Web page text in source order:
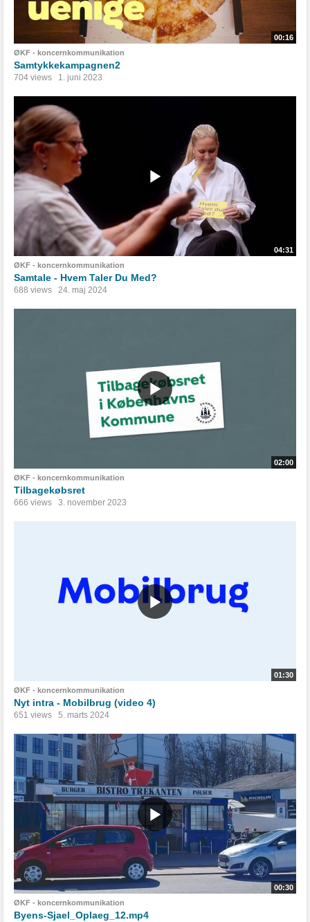
00:16
ØKF - koncernkommunikation
Samtykkekampagnen2
704 views 1. juni 2023
04:31
ØKF - koncernkommunikation
Samtale - Hvem Taler Du Med?
688 views 24. maj 2024
02:00
ØKF - koncernkommunikation
Tilbagekøbsret
666 views 3. november 2023
01:30
ØKF - koncernkommunikation
Nyt intra - Mobilbrug (video 4)
651 views 5. marts 2024
00:30
ØKF - koncernkommunikation
Byens-Sjael_Oplaeg_12.mp4